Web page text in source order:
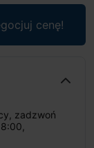
cenę!
zadzwoń